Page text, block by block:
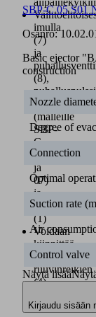
imulla
(7)
ja
(8),
(5)
(malleille
SBP-
C
05
ja
07)
ja
(1)
Voidaan
kiinnittää
vaakasuoraan
ruuvinreikien
(4)
tai
SBP-C 05 S01
Osanro:
Basic ejector
construction
Nozzle
Degree of
Connection
Optimal
Suction rate
Air
Control valve
Näytä lisää
Kirjaudu sisään